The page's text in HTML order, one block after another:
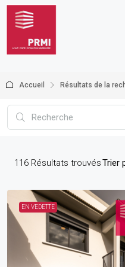
Accueil Résultats de la
116 Résultats trouvésTrier
EN VEDETTE